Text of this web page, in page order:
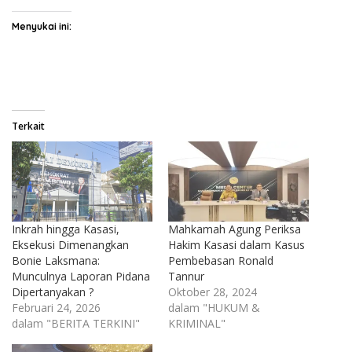
Menyukai ini:
Terkait
Inkrah hingga Kasasi,
Eksekusi Dimenangkan
Bonie Laksmana:
Munculnya Laporan Pidana
Dipertanyakan ?
Februari 24, 2026
dalam "BERITA TERKINI"
Mahkamah Agung Periksa
Hakim Kasasi dalam Kasus
Pembebasan Ronald
Tannur
Oktober 28, 2024
dalam "HUKUM &
KRIMINAL"